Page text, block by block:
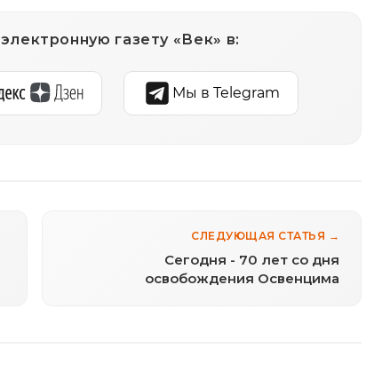
газету «Век» в:
Мы в Telegram
СЛЕДУЮЩАЯ СТАТЬЯ →
Сегодня - 70 лет со дня
освобождения Освенцима